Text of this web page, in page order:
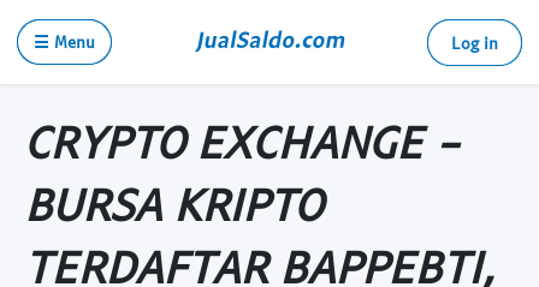
☰ Menu Log in
CRYPTO EXCHANGE -
BURSA KRIPTO
TERDAFTAR BAPPEBTI,